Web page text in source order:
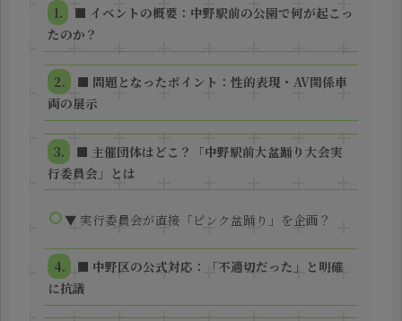
■ イベントの概要：中野駅前の公園で何が起こっ
たのか？
■ 問題となったポイント：性的表現・AV関係車
両の展示
■ 主催団体はどこ？「中野駅前大盆踊り大会実
行委員会」とは
▼ 実行委員会が直接「ピンク盆踊り」を企画？
■ 中野区の公式対応：「不適切だった」と明確
に抗議